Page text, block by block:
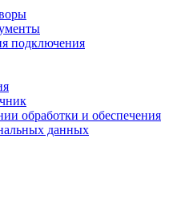
подключения
обработки и обеспечения
данных